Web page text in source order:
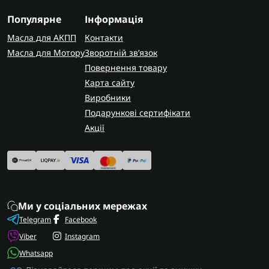
щоб гарантовано отримати сумісні комплектуючі.
AUTOSHIFT швидко та надійно доставляє
замовлення по всій Україні. У Запоріжжі
виконуємо діагностику електроніки коробки
RE5R05A з гарантією на виконані роботи.
Популярне
Масла для АКПП
Масла для Мотору
Інформація
Контакти
Зворотній зв’язок
Повернення товару
Карта сайту
Виробники
Подарункові сертифікати
Акції
Ми у соціальних мережах
Telegram
Viber
Whatsapp
Facebook
Instagram